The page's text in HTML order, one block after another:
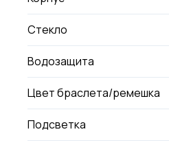
Стекло
Водозащита
Цвет браслета/ремешка
Подсветка